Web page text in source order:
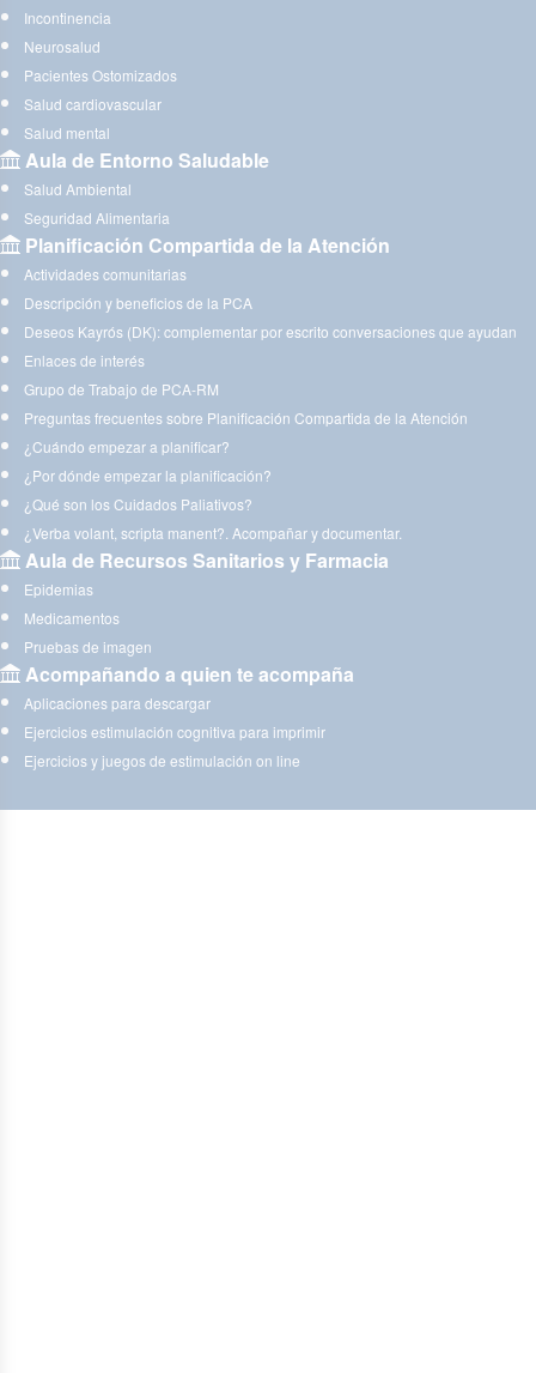
Incontinencia
Neurosalud
Pacientes Ostomizados
Salud cardiovascular
Salud mental
Aula de Entorno Saludable
Salud Ambiental
Seguridad Alimentaria
Planificación Compartida de la Atención
Actividades comunitarias
Descripción y beneficios de la PCA
Deseos Kayrós (DK): complementar por escrito conversaciones que ayudan
Enlaces de interés
Grupo de Trabajo de PCA-RM
Preguntas frecuentes sobre Planificación Compartida de la Atención
¿Cuándo empezar a planificar?
¿Por dónde empezar la planificación?
¿Qué son los Cuidados Paliativos?
¿Verba volant, scripta manent?. Acompañar y documentar.
Aula de Recursos Sanitarios y Farmacia
Epidemias
Medicamentos
Pruebas de imagen
Acompañando a quien te acompaña
Aplicaciones para descargar
Ejercicios estimulación cognitiva para imprimir
Ejercicios y juegos de estimulación on line